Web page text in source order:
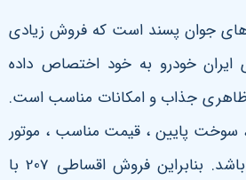
های جوان پسند است که فروش زیادی
ایران خودرو به خود اختصاص داده
با ظاهری جذاب و امکانات مناسب است.
، سوخت پایین ، قیمت مناسب ، موتور
خوب و استاندارد می باشد. بنابراین فروش اقساطی 207 با